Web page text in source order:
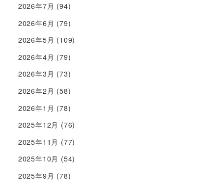
2026年7月 (94)
2026年6月 (79)
2026年5月 (109)
2026年4月 (79)
2026年3月 (73)
2026年2月 (58)
2026年1月 (78)
2025年12月 (76)
2025年11月 (77)
2025年10月 (54)
2025年9月 (78)